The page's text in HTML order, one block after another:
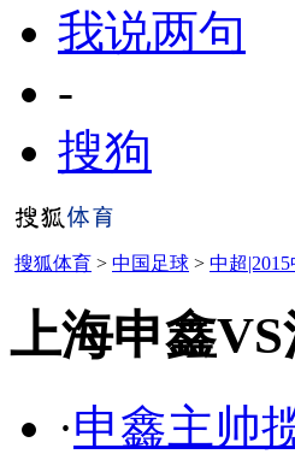
我说两句
-
搜狗
搜狐体育 > 中国足球 > 中超
上海申鑫
·申鑫主帅